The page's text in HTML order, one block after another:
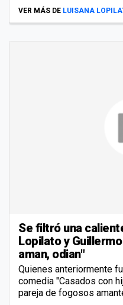
VER MÁS DE LUISANA
Se filtró una
Lopilato y
aman, odian"
Quienes anteriormente
comedia "Casados con
pareja de fogosos